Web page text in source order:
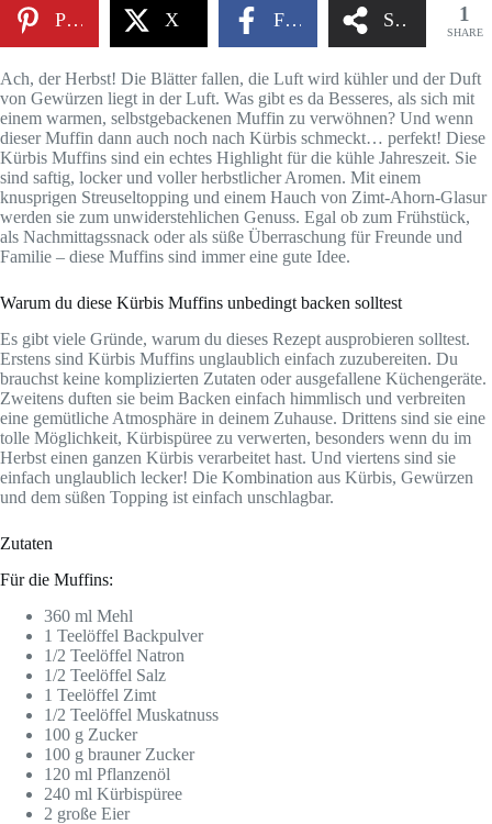
Pinterest X Facebook Share 1
SHARE
Ach, der Herbst! Die Blätter fallen, die Luft wird kühler und der Duft
von Gewürzen liegt in der Luft. Was gibt es da Besseres, als sich mit
einem warmen, selbstgebackenen Muffin zu verwöhnen? Und wenn
dieser Muffin dann auch noch nach Kürbis schmeckt… perfekt! Diese
Kürbis Muffins sind ein echtes Highlight für die kühle Jahreszeit. Sie
sind saftig, locker und voller herbstlicher Aromen. Mit einem
knusprigen Streuseltopping und einem Hauch von Zimt-Ahorn-Glasur
werden sie zum unwiderstehlichen Genuss. Egal ob zum Frühstück,
als Nachmittagssnack oder als süße Überraschung für Freunde und
Familie – diese Muffins sind immer eine gute Idee.
Warum du diese Kürbis Muffins unbedingt backen solltest
Es gibt viele Gründe, warum du dieses Rezept ausprobieren solltest.
Erstens sind Kürbis Muffins unglaublich einfach zuzubereiten. Du
brauchst keine komplizierten Zutaten oder ausgefallene Küchengeräte.
Zweitens duften sie beim Backen einfach himmlisch und verbreiten
eine gemütliche Atmosphäre in deinem Zuhause. Drittens sind sie eine
tolle Möglichkeit, Kürbispüree zu verwerten, besonders wenn du im
Herbst einen ganzen Kürbis verarbeitet hast. Und viertens sind sie
einfach unglaublich lecker! Die Kombination aus Kürbis, Gewürzen
und dem süßen Topping ist einfach unschlagbar.
Zutaten
Für die Muffins:
360 ml Mehl
1 Teelöffel Backpulver
1/2 Teelöffel Natron
1/2 Teelöffel Salz
1 Teelöffel Zimt
1/2 Teelöffel Muskatnuss
100 g Zucker
100 g brauner Zucker
120 ml Pflanzenöl
240 ml Kürbispüree
2 große Eier